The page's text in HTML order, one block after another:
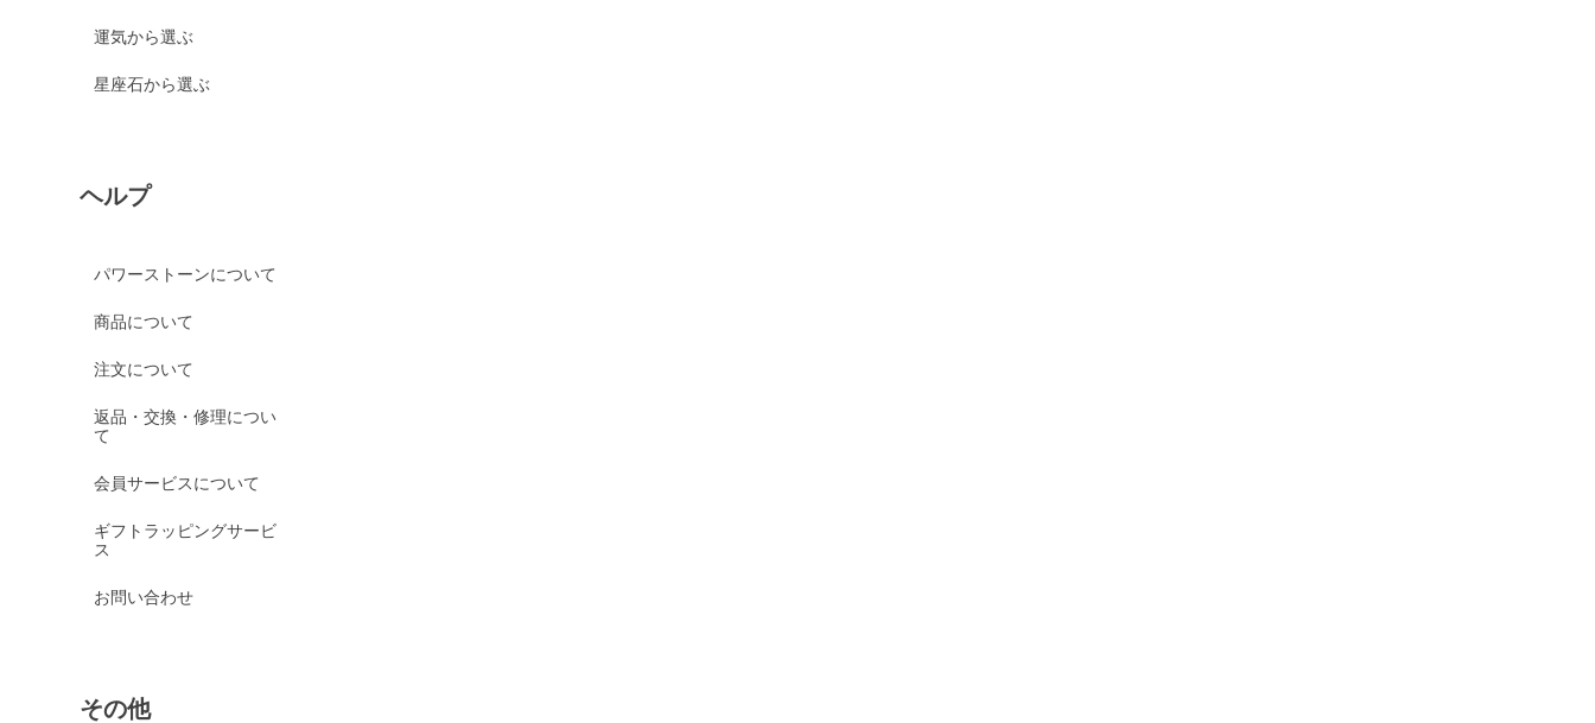
運気から選ぶ
星座石から選ぶ
ヘルプ
パワーストーンについて
商品について
注文について
返品・交換・修理につい
て
会員サービスについて
ギフトラッピングサービ
ス
お問い合わせ
その他